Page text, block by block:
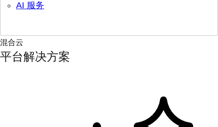
AI 服务
混合云
平台解决方案